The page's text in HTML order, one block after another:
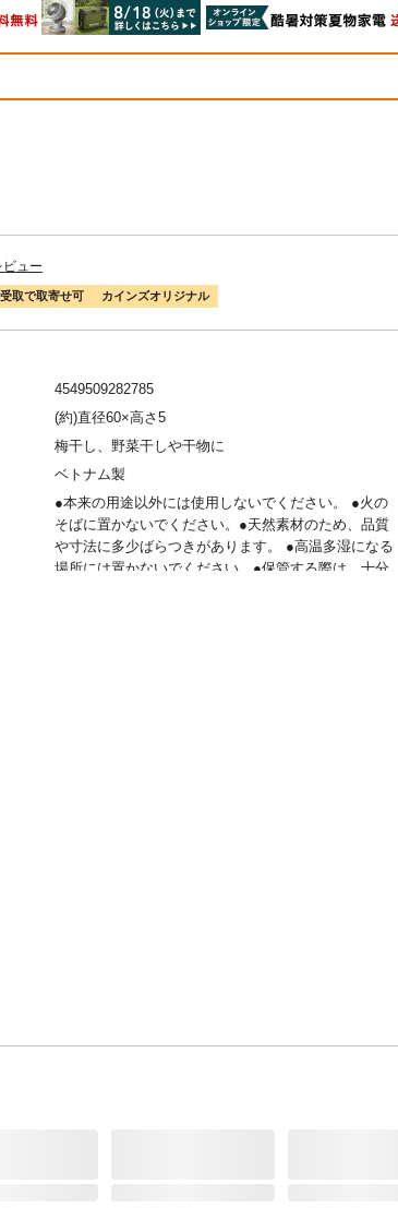
ビュー
取で取寄せ可 カインズオリジナル
4549509282785
(約)直径60×高さ5
梅干し、野菜干しや干物に
ベトナム製
●本来の用途以外には使用しないでください。 ●火の
そばに置かないでください。●天然素材のため、品質
や寸法に多少ばらつきがあります。 ●高温多湿になる
場所には置かないでください。●保管する際は、十分